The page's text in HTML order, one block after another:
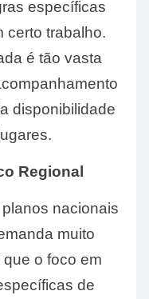
específicas
certo trabalho.
é tão vasta
disponibilidade
Regional
nacionais
muito
o foco em
de